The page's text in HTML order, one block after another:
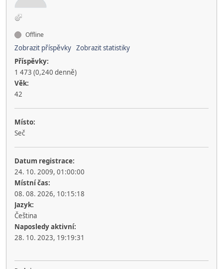
Offline
Zobrazit příspěvky Zobrazit statistiky
Příspěvky:
1 473 (0,240 denně)
Věk:
42
Místo:
Seč
Datum registrace:
24. 10. 2009, 01:00:00
Místní čas:
08. 08. 2026, 10:15:18
Jazyk:
Čeština
Naposledy aktivní:
28. 10. 2023, 19:19:31